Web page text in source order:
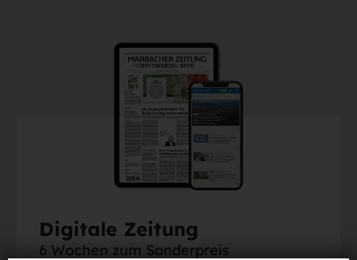
Digitale Zeitung
6 Wochen zum Sonderpreis